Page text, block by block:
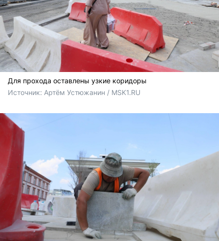
Для прохода оставлены узкие коридоры
Источник: Артём Устюжанин / MSK1.RU